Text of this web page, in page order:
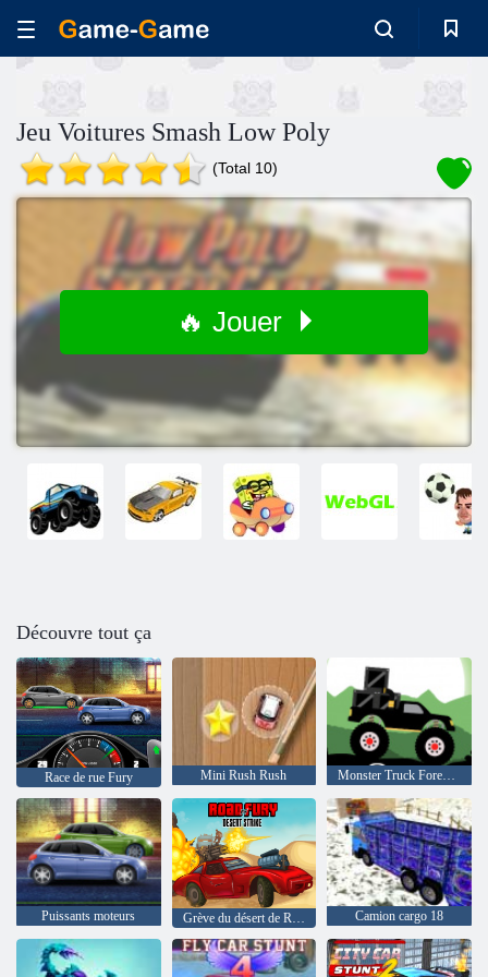
Jeu Voitures Smash Low Poly
(Total 10)
🔥 Jouer
Découvre tout ça
Race de rue Fury Mini Rush Rush Monster Truck Forest-Livraison
Puissants moteurs Camion cargo 18